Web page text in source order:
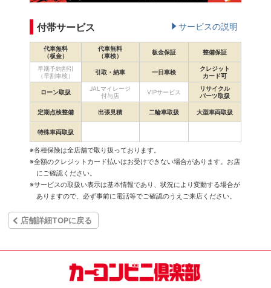
付帯サービス サービスの説明
代車無料
（板金）
代車無料
（車検）
板金保証 整備保証
早期予約割引
（早割車検）
引取・納車 一日車検
クレジット
カード可
ローン取扱
JALマイレージ
付与店
VIPサービス
リサイクル
パーツ取扱
定期点検整備 出張見積 二輪車取扱 大型車両取扱
特殊車両取扱
※各種保険は全店舗で取り扱っております。
※全額のクレジットカード払いはお受けできない場合があります。お店
にご確認ください。
※サービスの取扱い表示は基本情報であり、状況により変動する場合が
ありますので、必ず事前に電話等でご確認のうえご来店ください。
店舗詳細TOPに戻る